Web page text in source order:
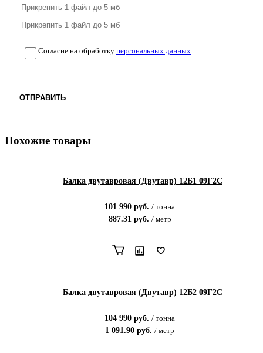
Согласие на обработку персональных данных
ОТПРАВИТЬ
Похожие товары
Балка двутавровая (Двутавр) 12Б1 09Г2С
101 990 руб. / тонна
887.31 руб. / метр
Балка двутавровая (Двутавр) 12Б2 09Г2С
104 990 руб. / тонна
1 091.90 руб. / метр